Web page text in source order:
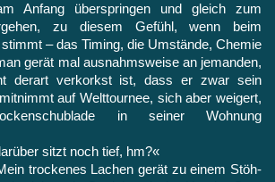
Anfang überspringen und gleich zum
zu diesem Gefühl, wenn beim
– das Timing, die Umstände, Chemie
gerät mal ausnahmsweise an jemanden,
derart ver­korkst ist, dass er zwar sein
auf Welttournee, sich aber weigert,
in seiner Wohnung
sitzt noch tief, hm?«
trockenes Lachen gerät zu einem Stöh­